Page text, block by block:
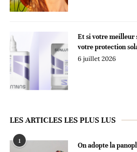
Et si votre meilleur
votre protection
6 juillet 2026
LES ARTICLES LES PLUS LUS
1
On adopte la